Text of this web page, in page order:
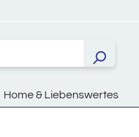
Home & Liebenswertes